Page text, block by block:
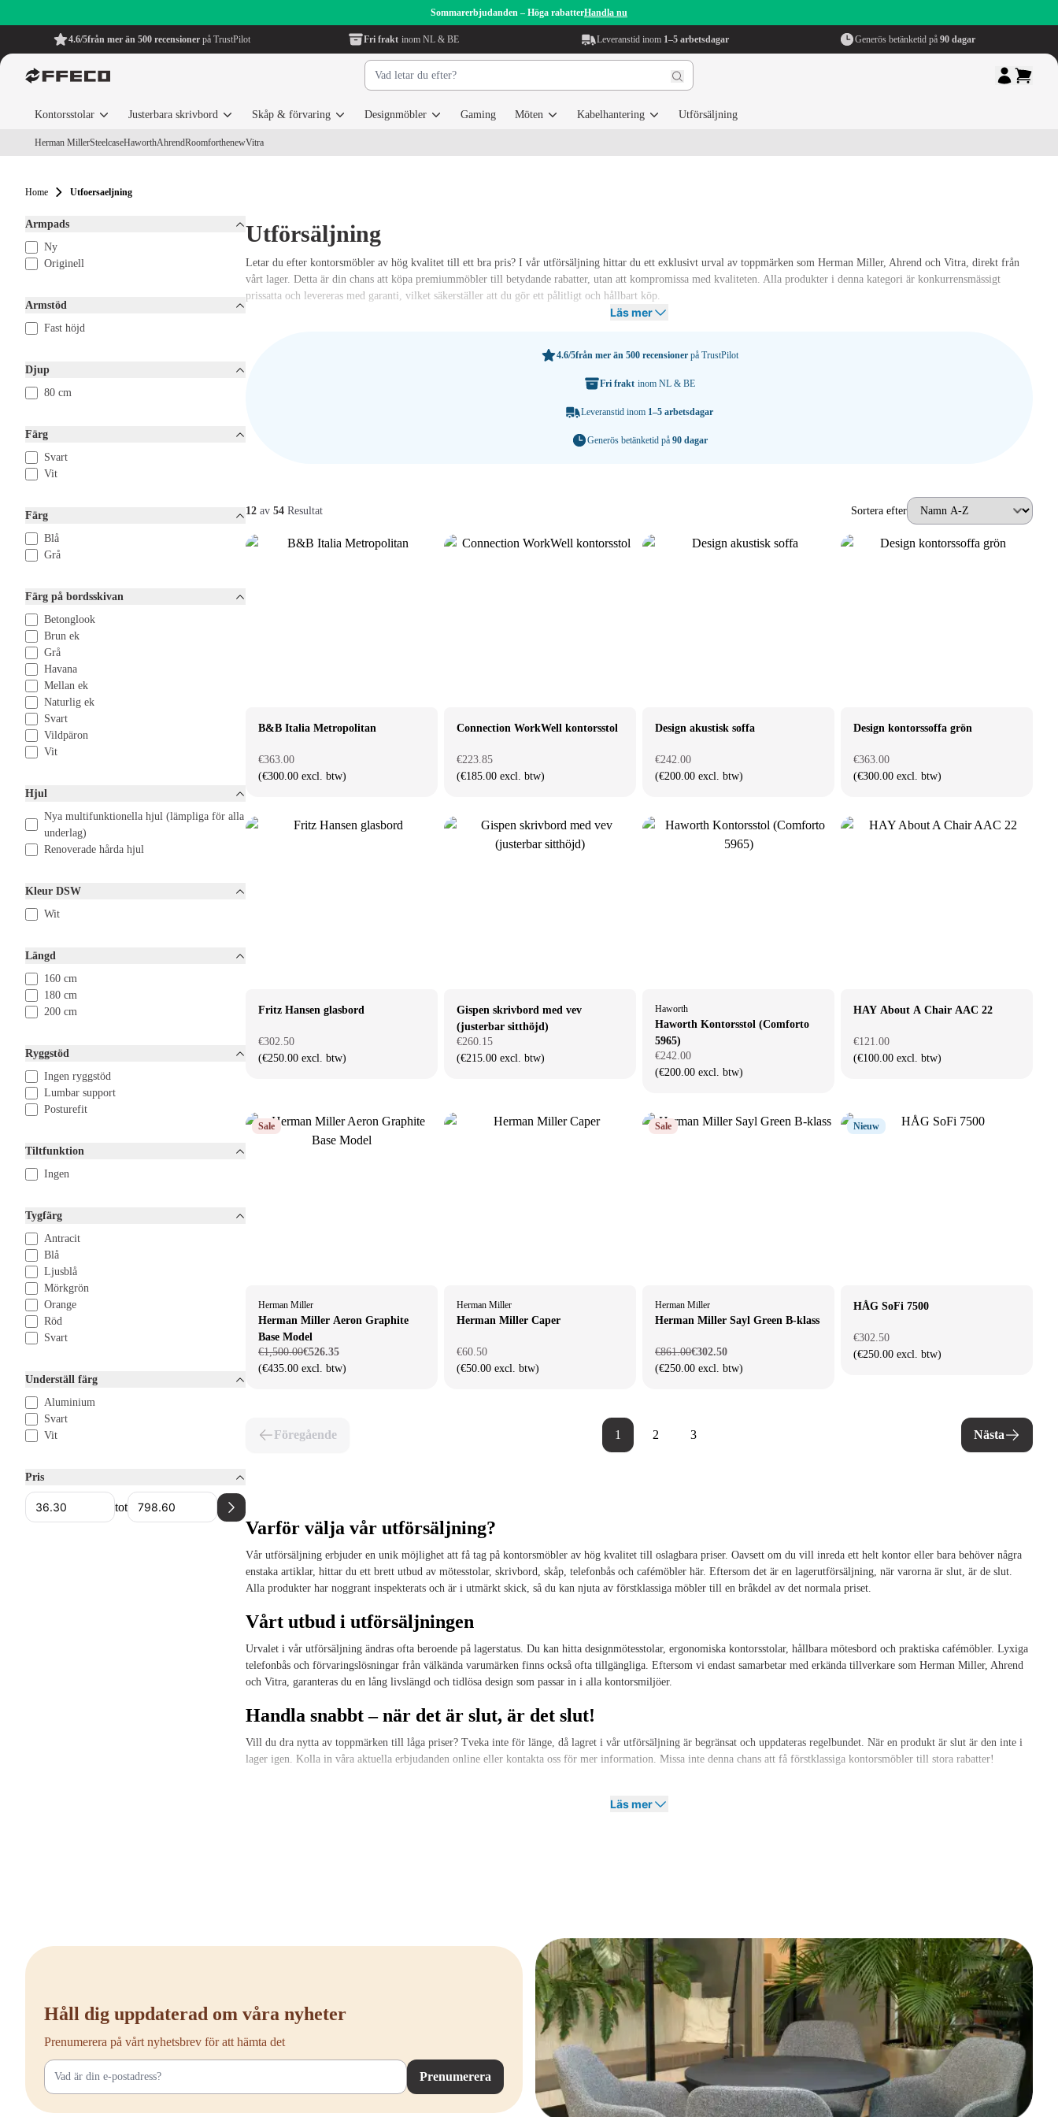
Sommarerbjudanden – Höga rabatterHandla nu
4.6/5från mer än 500 recensionerpå TrustPilot Fri frakt inom NL & BE Leveranstid inom 1–5 arbetsdagar Generös betänketid på 90 dagar
Kontorsstolar Justerbara skrivbord Skåp & förvaring Designmöbler Gaming Möten Kabelhantering Utförsäljning
Herman MillerSteelcaseHaworthAhrendRoomforthenewVitra
Home Utfoersaeljning
Armpads
Ny
Originell
Armstöd
Fast höjd
Djup
80 cm
Färg
Svart
Vit
Färg
Blå
Grå
Färg på bordsskivan
Betonglook
Brun ek
Grå
Havana
Mellan ek
Naturlig ek
Svart
Vildpäron
Vit
Hjul
Nya multifunktionella hjul (lämpliga för alla
underlag)
Renoverade hårda hjul
Kleur DSW
Wit
Längd
160 cm
180 cm
200 cm
Ryggstöd
Ingen ryggstöd
Lumbar support
Posturefit
Tiltfunktion
Ingen
Tygfärg
Antracit
Blå
Ljusblå
Mörkgrön
Orange
Röd
Svart
Underställ färg
Aluminium
Svart
Vit
Pris
tot
Utförsäljning
Letar du efter kontorsmöbler av hög kvalitet till ett bra pris? I vår utförsäljning hittar du ett exklusivt urval av toppmärken som Herman Miller, Ahrend och Vitra, direkt från
vårt lager. Detta är din chans att köpa premiummöbler till betydande rabatter, utan att kompromissa med kvaliteten. Alla produkter i denna kategori är konkurrensmässigt
prissatta och levereras med garanti, vilket säkerställer att du gör ett pålitligt och hållbart köp.
Läs mer
4.6/5från mer än 500 recensionerpå TrustPilot
Fri frakt inom NL & BE
Leveranstid inom 1–5 arbetsdagar
Generös betänketid på 90 dagar
12 av 54 Resultat Sortera efter
B&B Italia Metropolitan
€363.00
(€300.00 excl. btw)
Connection WorkWell kontorsstol
€223.85
(€185.00 excl. btw)
Design akustisk soffa
€242.00
(€200.00 excl. btw)
Design kontorssoffa grön
€363.00
(€300.00 excl. btw)
Fritz Hansen glasbord
€302.50
(€250.00 excl. btw)
Gispen skrivbord med vev
(justerbar sitthöjd)
€260.15
(€215.00 excl. btw)
Haworth
Haworth Kontorsstol (Comforto
5965)
€242.00
(€200.00 excl. btw)
HAY About A Chair AAC 22
€121.00
(€100.00 excl. btw)
Sale
Herman Miller
Herman Miller Aeron Graphite
Base Model
€1,500.00€526.35
(€435.00 excl. btw)
Herman Miller
Herman Miller Caper
€60.50
(€50.00 excl. btw)
Sale
Herman Miller
Herman Miller Sayl Green B-klass
€861.00€302.50
(€250.00 excl. btw)
Nieuw
HÅG SoFi 7500
€302.50
(€250.00 excl. btw)
Föregående 1 2 3 Nästa
Varför välja vår utförsäljning?
Vår utförsäljning erbjuder en unik möjlighet att få tag på kontorsmöbler av hög kvalitet till oslagbara priser. Oavsett om du vill inreda ett helt kontor eller bara behöver några
enstaka artiklar, hittar du ett brett utbud av mötesstolar, skrivbord, skåp, telefonbås och cafémöbler här. Eftersom det är en lagerutförsäljning, när varorna är slut, är de slut.
Alla produkter har noggrant inspekterats och är i utmärkt skick, så du kan njuta av förstklassiga möbler till en bråkdel av det normala priset.
Vårt utbud i utförsäljningen
Urvalet i vår utförsäljning ändras ofta beroende på lagerstatus. Du kan hitta designmötesstolar, ergonomiska kontorsstolar, hållbara mötesbord och praktiska cafémöbler. Lyxiga
telefonbås och förvaringslösningar från välkända varumärken finns också ofta tillgängliga. Eftersom vi endast samarbetar med erkända tillverkare som Herman Miller, Ahrend
och Vitra, garanteras du en lång livslängd och tidlösa design som passar in i alla kontorsmiljöer.
Handla snabbt – när det är slut, är det slut!
Vill du dra nytta av toppmärken till låga priser? Tveka inte för länge, då lagret i vår utförsäljning är begränsat och uppdateras regelbundet. När en produkt är slut är den inte i
lager igen. Kolla in våra aktuella erbjudanden online eller kontakta oss för mer information. Missa inte denna chans att få förstklassiga kontorsmöbler till stora rabatter!
Läs mer
Håll dig uppdaterad om våra nyheter
Prenumerera på vårt nyhetsbrev för att hämta det
Prenumerera